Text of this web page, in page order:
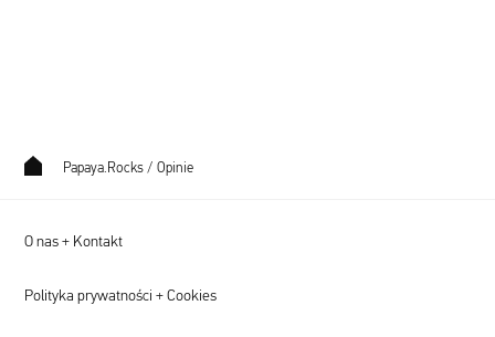
Papaya.Rocks / Opinie
O nas + Kontakt
Polityka prywatności + Cookies